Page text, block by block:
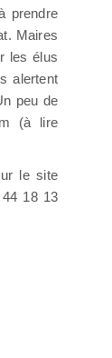
prendre
Maires
les élus
alertent
peu de
(à lire
le site
18 13